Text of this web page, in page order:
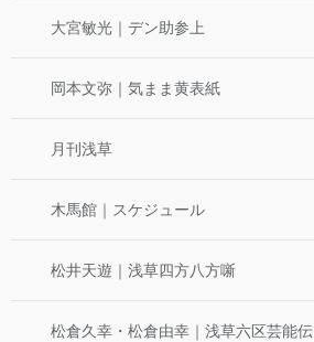
大宮敏光｜デン助参上
岡本文弥｜気まま黄表紙
月刊浅草
木馬館｜スケジュール
松井天遊｜浅草四方八方噺
松倉久幸・松倉由幸｜浅草六区芸能伝